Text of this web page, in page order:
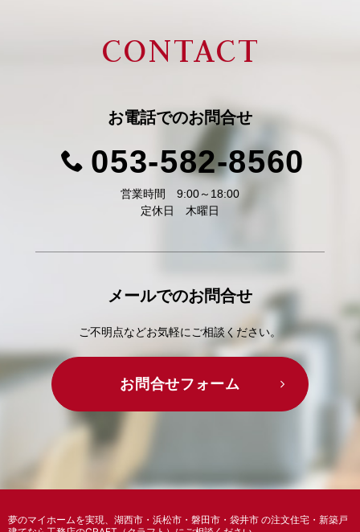
CONTACT
お電話でのお問合せ
053-582-8560
営業時間 9:00～18:00
定休日 木曜日
メールでのお問合せ
ご不明点などお気軽にご相談ください。
お問合せフォーム
夢のマイホームを実現、 湖西市・浜松市・磐田市・袋井市 の注文住宅・新築戸